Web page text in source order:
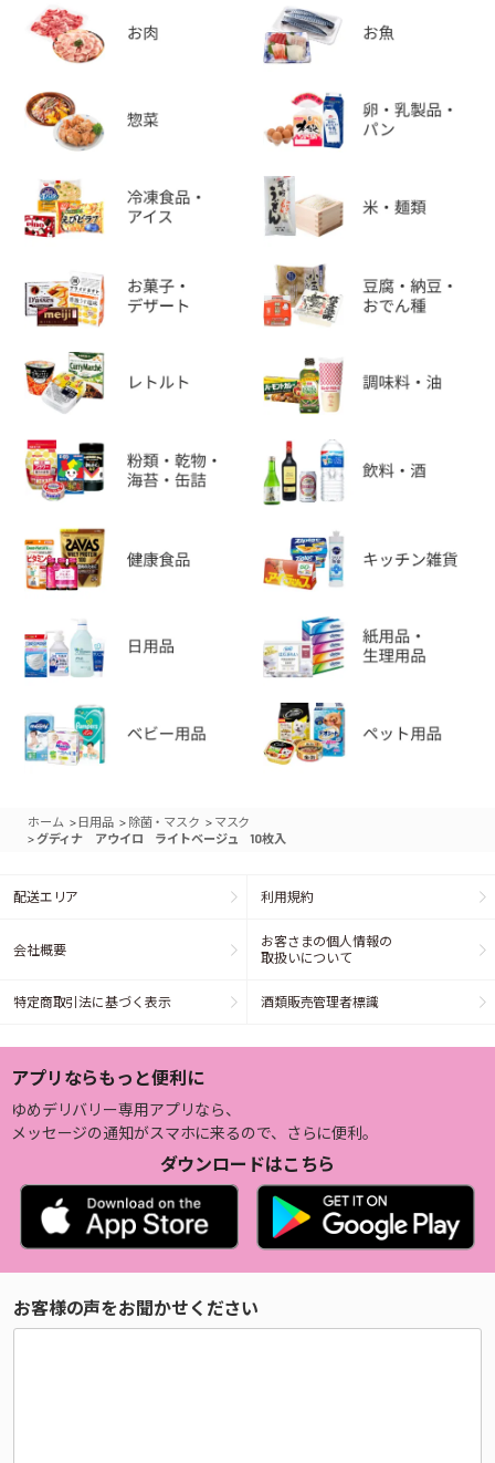
ホーム > 日用品 > 除菌・マスク > マスク
>グディナ アウイロ ライトベージュ 10枚入
配送エリア 利用規約
会社概要
お客さまの個人情報の
取扱いについて
特定商取引法に基づく表示 酒類販売管理者標識
アプリならもっと便利に
ゆめデリバリー専用アプリなら、
メッセージの通知がスマホに来るので、さらに便利。
ダウンロードはこちら
お客様の声をお聞かせください